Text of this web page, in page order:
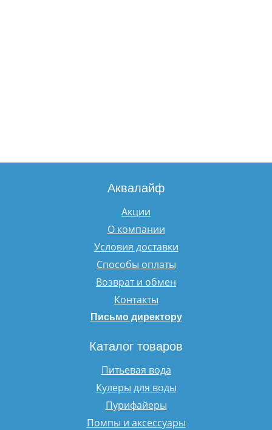
Аквалайф
Акции
О компании
Условия доставки
Способы оплаты
Возврат и обмен
Контакты
Письмо директору
Каталог товаров
Питьевая вода
Кулеры для воды
Пурифайеры
Помпы и аксессуары